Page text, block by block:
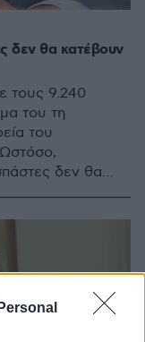
δεν θα κατέβουν
τους 9.240
του τη
του
δεν θα